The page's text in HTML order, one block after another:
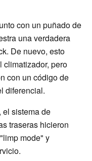
con un puñado de
una verdadera
De nuevo, esto
climatizador, pero
con un código de
diferencial.
el sistema de
traseras hicieron
mode" y